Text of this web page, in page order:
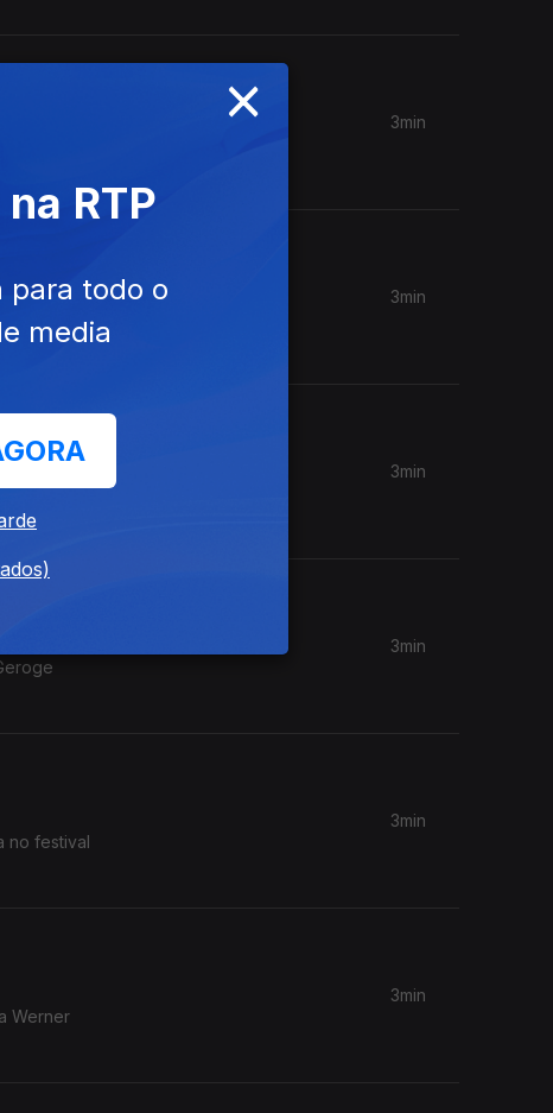
com
3min
biográfico
3min
3min
3min
no festival
3min
Werner
3min
×
RTP
para todo o
media